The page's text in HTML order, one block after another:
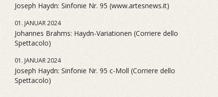
Joseph Haydn: Sinfonie Nr. 95 (www.artesnews.it)
01. JANUAR 2024
Johannes Brahms: Haydn-Variationen (Corriere dello
Spettacolo)
01. JANUAR 2024
Joseph Haydn: Sinfonie Nr. 95 c-Moll (Corriere dello
Spettacolo)